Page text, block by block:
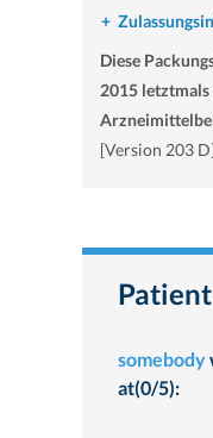
+
Diese
2015
[Version 203
somebody
at(0/5):